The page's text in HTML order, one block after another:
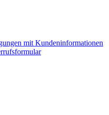
mit Kundeninformationen